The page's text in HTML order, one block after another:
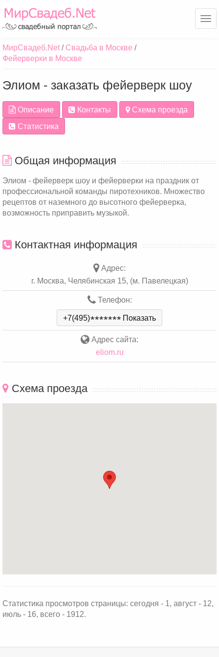
МирСвадеб.Net
Свадьба в Москве
Фейерверки в Москве
Элиом - заказать фейерверк шоу
Описание Контакты
Схема проезда
Статистика
Общая информация
Элиом - фейерверк шоу и фейерверки на праздник от
профессиональной команды пиротехников. Множество
рецептов от наземного до высотного фейерверка,
возможность приправить музыкой.
Контактная информация
Адрес:
г. Москва, Челябинская 15, (м. Павелецкая)
Телефон:
+7(495)******* Показать
Адрес сайта:
eliom.ru
Схема проезда
Статистика просмотров страницы: сегодня - 1, август - 12,
июль - 16, всего - 1912.